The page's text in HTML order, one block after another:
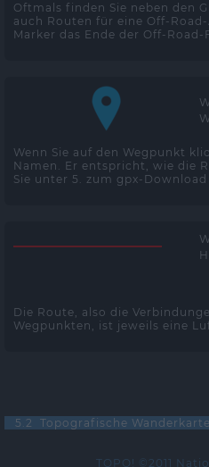
Oftmals finden Sie neben den
auch Routen für eine Off-
Marker das Ende der Off-Road-
Wenn Sie auf den Wegpunkt
Namen. Er entspricht, wie die
Sie unter 5. zum gpx-
Die Route, also die
Wegpunkten, ist jeweils eine
5.2 Topografische
TOPO! ©2011